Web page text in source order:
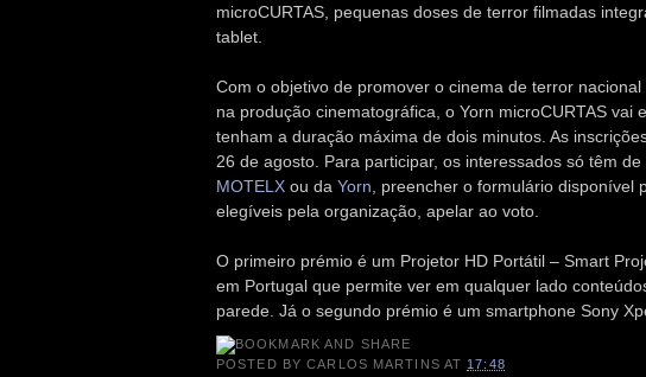
microCURTAS, pequenas doses de terror filmadas
tablet.
Com o objetivo de promover o cinema de terror
na produção cinematográfica, o Yorn microCURTAS
tenham a duração máxima de dois minutos. As
26 de agosto. Para participar, os interessados só têm
MOTELX ou da Yorn , preencher o formulário
elegíveis pela organização, apelar ao voto.
O primeiro prémio é um Projetor HD Portátil – Smart
em Portugal que permite ver em qualquer lado
parede. Já o segundo prémio é um smartphone Sony
POSTED BYCARLOS MARTINS AT 17:48